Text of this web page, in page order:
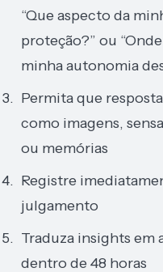
“Que aspecto da
proteção?” ou
minha autonomia
Permita que
como imagens,
ou memórias
Registre
julgamento
Traduza insights em
dentro de 48 horas